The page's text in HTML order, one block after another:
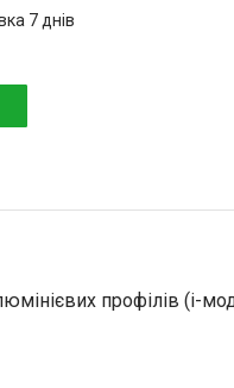
7 днів
профілів (i-